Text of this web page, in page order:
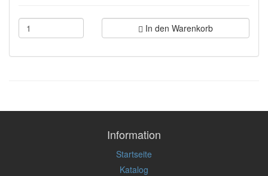
In den Warenkorb
Information
Startseite
Katalog